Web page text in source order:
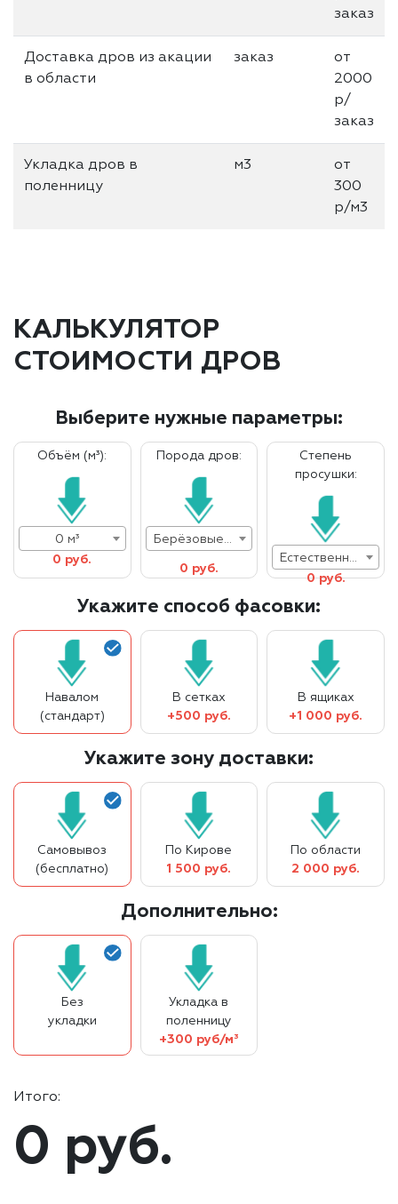
заказ
Доставка дров из акации
в области
заказ
от
2000
р/
заказ
Укладка дров в
поленницу
м3
от
300
р/м3
КАЛЬКУЛЯТОР
СТОИМОСТИ ДРОВ
Выберите нужные параметры:
Объём (м³):
0 м³
0 руб.
Порода дров:
Берёзовые дрова
0 руб.
Степень
просушки:
Естественная влажность
0 руб.
Укажите способ фасовки:
Навалом
(стандарт)
В сетках
+500 руб.
В ящиках
+1 000 руб.
Укажите зону доставки:
Самовывоз
(бесплатно)
По Кирове
1 500 руб.
По области
2 000 руб.
Дополнительно:
Без
укладки
Укладка в
поленницу
+300 руб/м³
Итого:
0 руб.